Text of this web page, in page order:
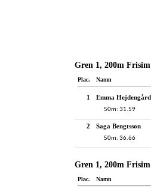
Gren 1, 200m
Plac. Namn
1 Emma Hejdengård
50m: 31.59
2 Saga Bengtsson
50m: 36.66
Gren 1, 200m
Plac. Namn